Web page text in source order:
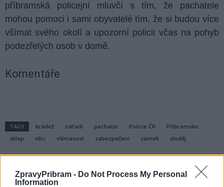
ZpravyPribram - Do Not Process My Personal
Information
příbramská policejní mluvčí s tím, že pachatele
mohou pomoci i sami obyvatelé tím, že si budou více
všímat svého okolí a upozorní policii včas na pohyb
podezřelých osob v domě.
Komentáře
TAGY krádež nářadí pachatel Policie ČR
Příbramsko
sklep
věci všímavost zabezpečení zámek zloděj